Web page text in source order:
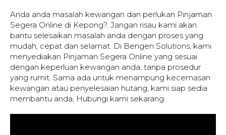
Anda anda masalah kewangan dan perlukan Pinjaman
Segera Online di Kepong?. Jangan risau kami akan
bantu selesaikan masalah anda dengan proses yang
mudah, cepat dan selamat. Di Bengen Solutions, kami
menyediakan Pinjaman Segera Online yang sesuai
dengan keperluan kewangan anda, tanpa prosedur
yang rumit. Sama ada untuk menampung kecemasan
kewangan atau penyelesaian hutang, kami siap sedia
membantu anda, Hubungi kami sekarang.